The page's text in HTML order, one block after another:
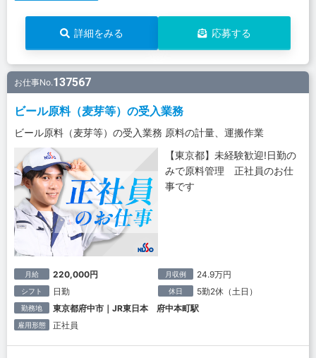
詳細をみる 応募する
お仕事No.137567
ビール原料（麦芽等）の受入業務
ビール原料（麦芽等）の受入業務 原料の計量、運搬作業
【東京都】未経験歓迎!日勤の
みで原料管理 正社員のお仕
事です
月給 220,000円 月収例 24.9万円
シフト 日勤 休日 5勤2休（土日）
勤務地 東京都府中市｜JR東日本 府中本町駅
雇用形態 正社員